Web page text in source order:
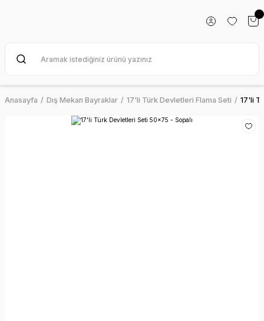
Anasayfa Dış Mekan Bayraklar 17'li Türk Devletleri Flama Seti 17'li